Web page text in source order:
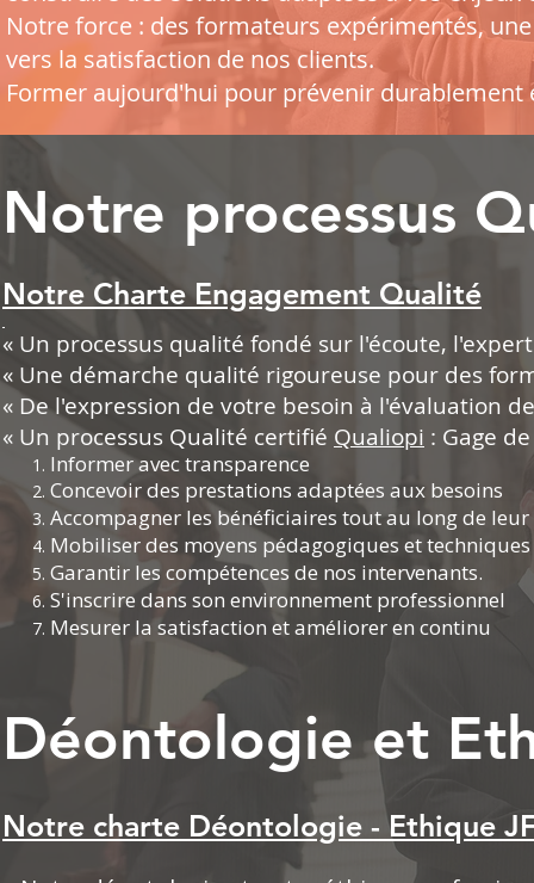
Notre force : des formateurs expérimentés,
vers la satisfaction de nos clients.
Former aujourd'hui pour prévenir
Notre processus
Notre Charte Engagement Qualité
« Un processus qualité fondé sur l'écoute,
« Une démarche qualité rigoureuse pour des
« De l'expression de votre besoin à l'évaluation
« Un processus Qualité certifié Qualiopi : Gage
Informer avec transparence
Concevoir des prestations adaptées aux besoins
Accompagner les bénéficiaires tout au long de
Mobiliser des moyens pédagogiques et
Garantir les compétences de nos intervenants.
S'inscrire dans son environnement professionnel
Mesurer la satisfaction et améliorer en continu
Déontologie et
Notre charte Déontologie - Ethique